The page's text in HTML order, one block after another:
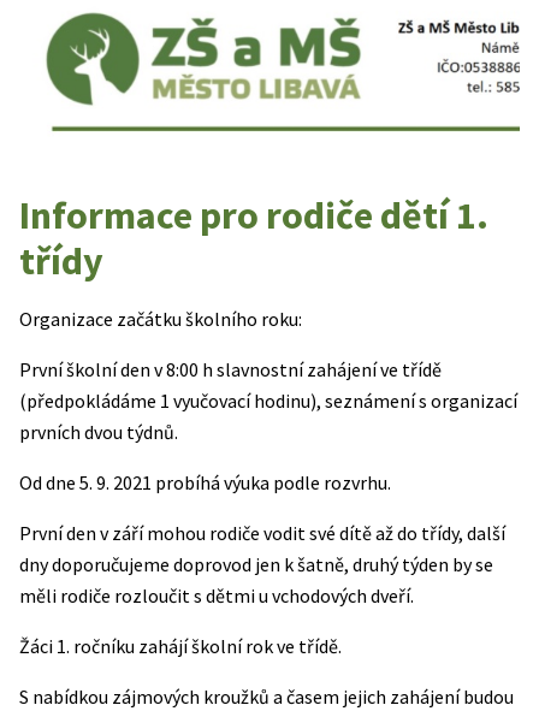
Informace pro rodiče dětí 1.
třídy
Organizace začátku školního roku:
První školní den v 8:00 h slavnostní zahájení ve třídě
(předpokládáme 1 vyučovací hodinu), seznámení s organizací
prvních dvou týdnů.
Od dne 5. 9. 2021 probíhá výuka podle rozvrhu.
První den v září mohou rodiče vodit své dítě až do třídy, další
dny doporučujeme doprovod jen k šatně, druhý týden by se
měli rodiče rozloučit s dětmi u vchodových dveří.
Žáci 1. ročníku zahájí školní rok ve třídě.
S nabídkou zájmových kroužků a časem jejich zahájení budou